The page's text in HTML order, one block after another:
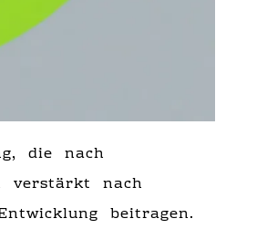
die nach
verstärkt nach
beitragen.